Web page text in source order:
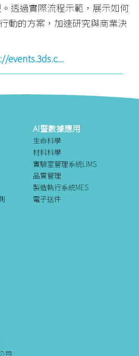
透過實際流程示範，展示如何
動的方案，加速研究與商業決
events.3ds.c...
AI暨數據應用
生命科學
材料科學
實驗室管理系統LIMS
品質管理
製造執行系統MES
電子送件